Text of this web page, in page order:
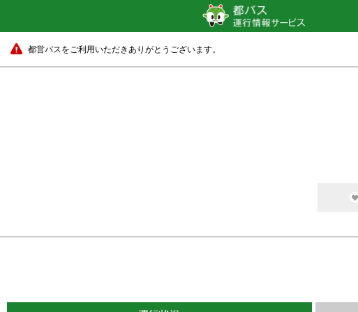
都営バスをご利用いただきありがとうございます。